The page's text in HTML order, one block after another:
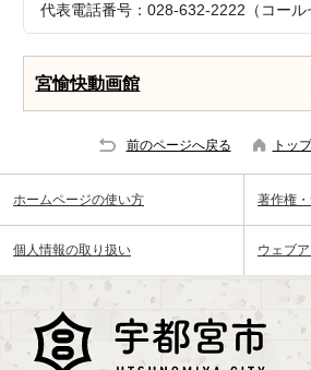
代表電話番号：028-632-2222（コール
宮愉快動画館
前のページへ戻る トッ
ホームページの使い方 著作権
個人情報の取り扱い ウェブ